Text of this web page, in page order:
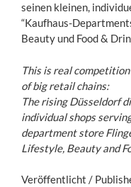
seinen kleinen,
“Kaufhaus-
Beauty und Food &
This is real
of big retail chains:
The rising Düsseldorf
individual shops
department store
Lifestyle, Beauty and
Veröffentlicht /